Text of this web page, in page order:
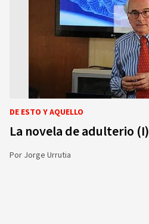
DE ESTO Y AQUELLO
La novela de adulterio (I)
Por Jorge Urrutia